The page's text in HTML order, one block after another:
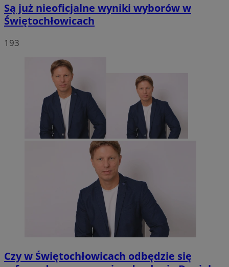
Są już nieoficjalne wyniki wyborów w
Świętochłowicach
193
Czy w Świętochłowicach odbędzie się